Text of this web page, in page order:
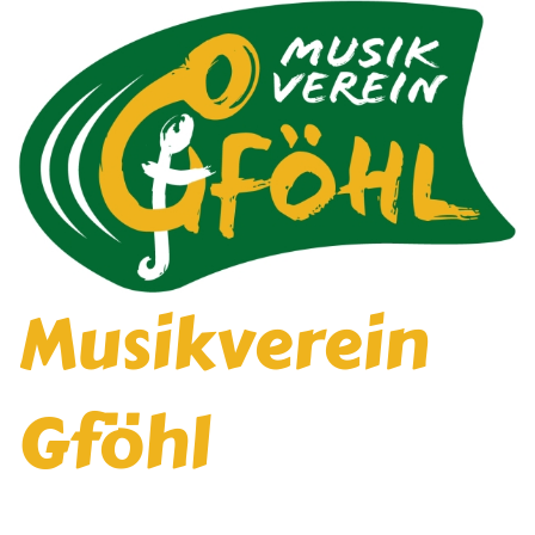
Musikverein
Gföhl